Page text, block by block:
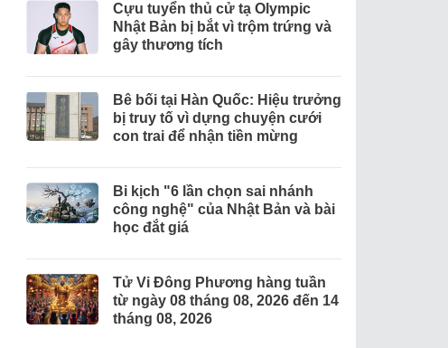
Cựu tuyển thủ cử tạ Olympic
Nhật Bản bị bắt vì trộm trứng và
gây thương tích
Bê bối tại Hàn Quốc: Hiệu trưởng
bị truy tố vì dựng chuyện cưới
con trai để nhận tiền mừng
Bi kịch "6 lần chọn sai nhánh
công nghệ" của Nhật Bản và bài
học đắt giá
Tử Vi Đông Phương hàng tuần
từ ngày 08 tháng 08, 2026 đến 14
tháng 08, 2026